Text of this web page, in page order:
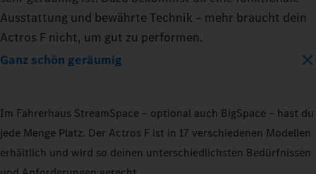
Ausstattung und bewährte Technik – mehr braucht dein
Actros F nicht, um gut zu performen.
Ganz schön geräumig
Im Fahrerhaus StreamSpace – optional auch BigSpace – hast du
jede Menge Platz. Der Actros F ist in 17 verschiedenen Modellen
erhältlich und wird so deinen unterschiedlichsten Bedürfnissen